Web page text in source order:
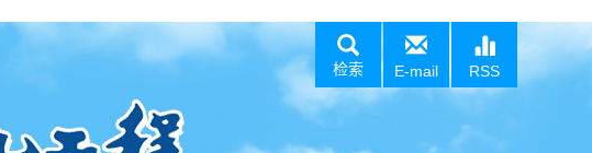
检索 E-mail RSS